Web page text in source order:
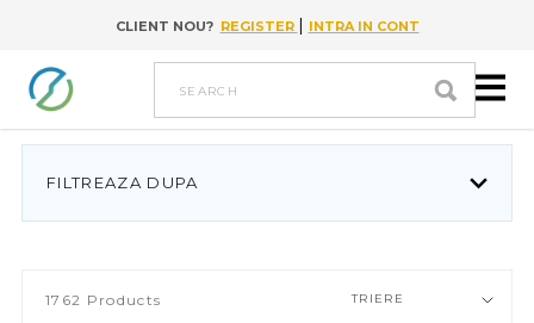
Go to content
CLIENT NOU? REGISTER | INTRA IN CONT
search
FILTREAZA DUPA
1762 Products TRIERE